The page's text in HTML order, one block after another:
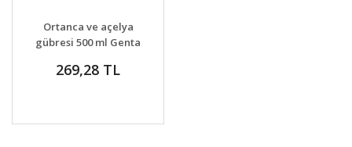
DETAYLAR
VER
Ortanca ve açelya
gübresi 500 ml Genta
269,28 TL